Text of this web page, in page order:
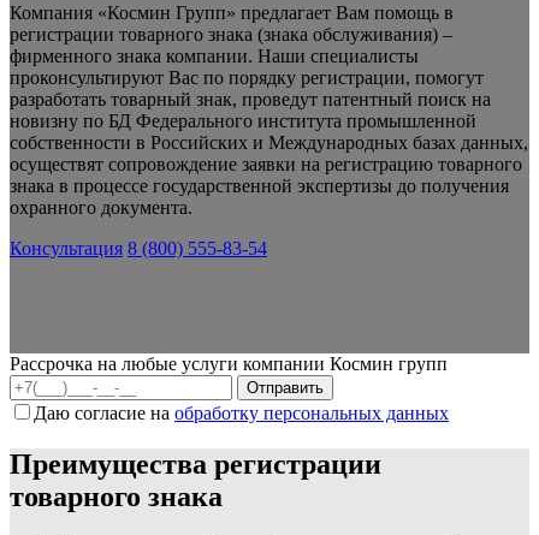
Компания «Космин Групп» предлагает Вам помощь в
регистрации товарного знака (знака обслуживания) –
фирменного знака компании. Наши специалисты
проконсультируют Вас по порядку регистрации, помогут
разработать товарный знак, проведут патентный поиск на
новизну по БД Федерального института промышленной
собственности в Российских и Международных базах данных,
осуществят сопровождение заявки на регистрацию товарного
знака в процессе государственной экспертизы до получения
охранного документа.
Консультация 8 (800) 555-83-54
Рассрочка на любые услуги компании Космин групп
Даю согласие на обработку персональных данных
Преимущества регистрации
товарного знака